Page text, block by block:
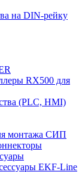
на DIN-рейку
RX500 для
(PLC, HMI)
монтажа СИП
EKF-Line